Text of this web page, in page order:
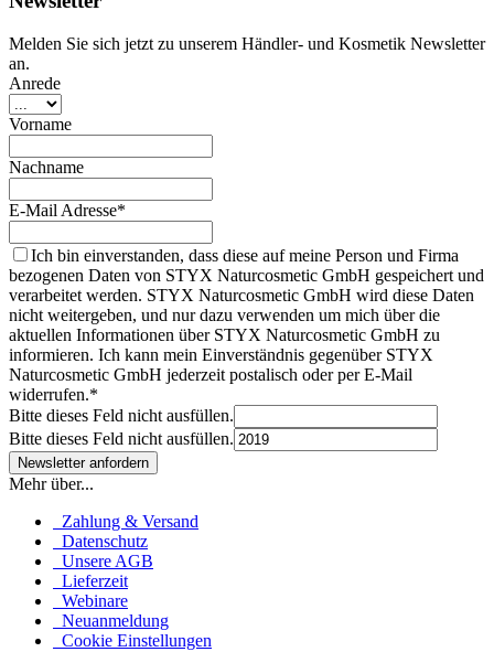
Melden Sie sich jetzt zu unserem Händler- und Kosmetik Newsletter
an.
Anrede
Vorname
Nachname
E-Mail Adresse*
Ich bin einverstanden, dass diese auf meine Person und Firma
bezogenen Daten von STYX Naturcosmetic GmbH gespeichert und
verarbeitet werden. STYX Naturcosmetic GmbH wird diese Daten
nicht weitergeben, und nur dazu verwenden um mich über die
aktuellen Informationen über STYX Naturcosmetic GmbH zu
informieren. Ich kann mein Einverständnis gegenüber STYX
Naturcosmetic GmbH jederzeit postalisch oder per E-Mail
widerrufen.*
Bitte dieses Feld nicht ausfüllen.
Bitte dieses Feld nicht ausfüllen.
Mehr über...
Zahlung & Versand
Datenschutz
Unsere AGB
Lieferzeit
Webinare
Neuanmeldung
Cookie Einstellungen